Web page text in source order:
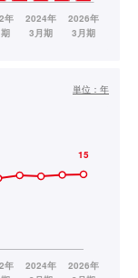
単位： 年